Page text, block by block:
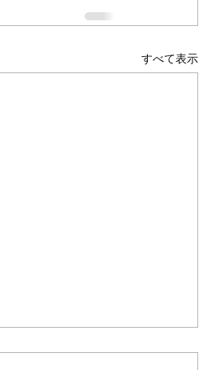
すべて表示